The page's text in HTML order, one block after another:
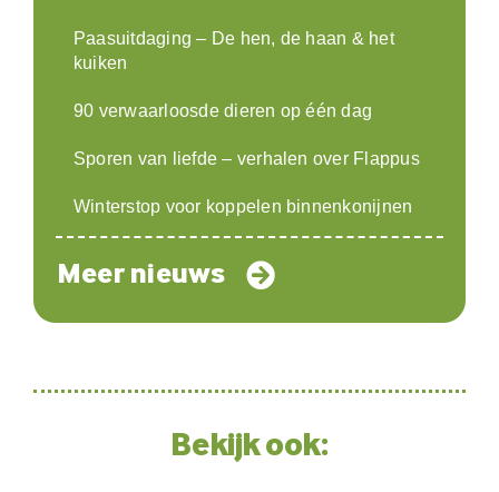
Paasuitdaging – De hen, de haan & het
kuiken
90 verwaarloosde dieren op één dag
Sporen van liefde – verhalen over Flappus
Winterstop voor koppelen binnenkonijnen
Meer nieuws
Bekijk ook: